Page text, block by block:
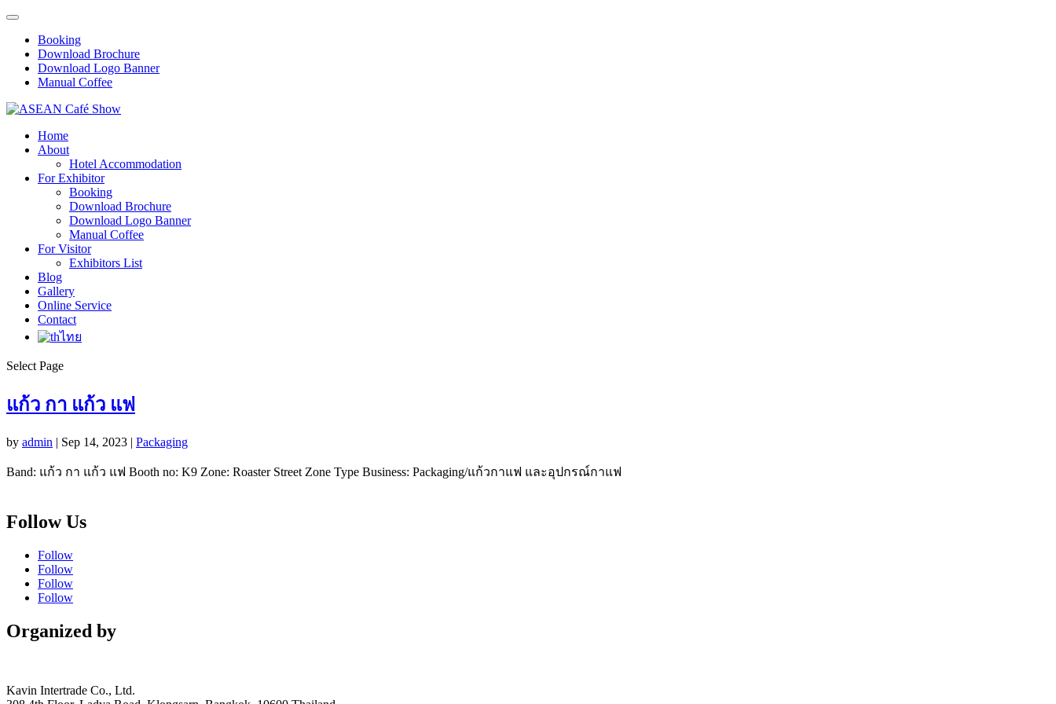
Booking
Download Brochure
Download Logo Banner
Manual Coffee
Home
About
Hotel Accommodation
For Exhibitor
Booking
Download Brochure
Download Logo Banner
Manual Coffee
For Visitor
Exhibitors List
Blog
Gallery
Online Service
Contact
ไทย
Select Page
แก้ว กา แก้ว แฟ
by admin | Sep 14, 2023 | Packaging
Band: แก้ว กา แก้ว แฟ Booth no: K9 Zone: Roaster Street Zone Type Business: Packaging/แก้วกาแฟ และอุปกรณ์กาแฟ
Follow Us
Follow
Follow
Follow
Follow
Organized by
Kavin Intertrade Co., Ltd.